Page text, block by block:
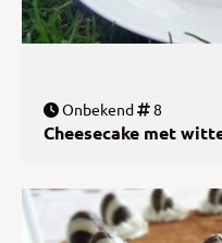
Onbekend 8
Cheesecake met